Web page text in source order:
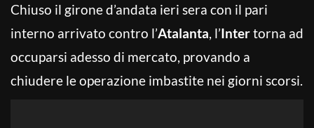
Chiuso il girone d’andata ieri sera con il pari
interno arrivato contro l’Atalanta, l’Intertorna ad
occuparsi adesso di mercato, provando a
chiudere le operazione imbastite nei giorni scorsi.